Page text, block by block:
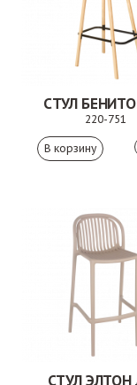
СТУЛ
220-751
СТУЛ ЭЛТОН